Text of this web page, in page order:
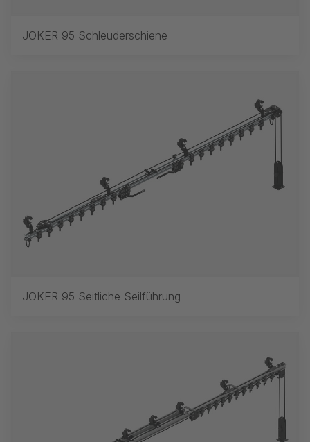
JOKER 95 Schleuderschiene
JOKER 95 Seitliche Seilführung